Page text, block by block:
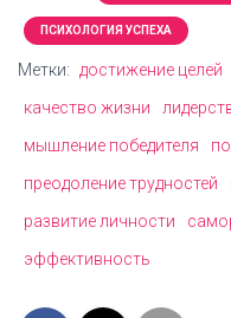
ПСИХОЛОГИЯ УСПЕХА
Метки: достижение целей
качество жизни
мышление победителя
преодоление трудностей
развитие личности
эффективность